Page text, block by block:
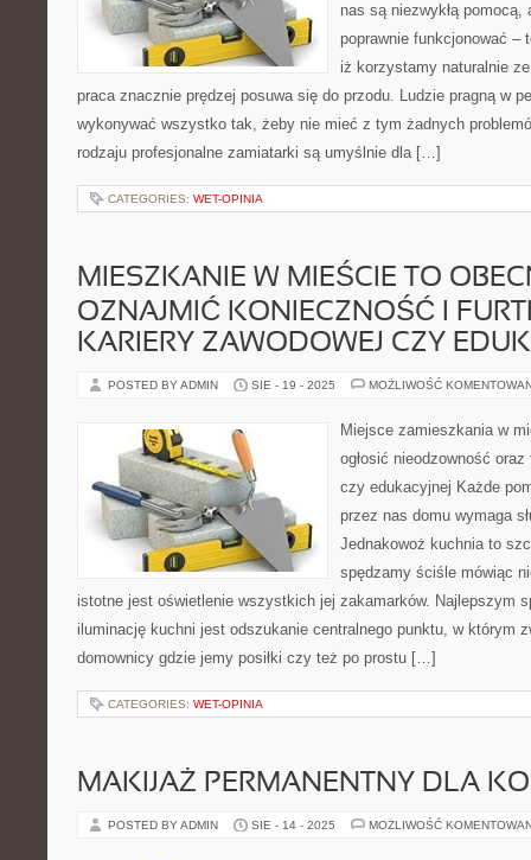
nas są niezwykłą pomocą,
poprawnie funkcjonować –
iż korzystamy naturalnie
praca znacznie prędzej posuwa się do przodu. Ludzie pragną w
wykonywać wszystko tak, żeby nie mieć z tym żadnych
rodzaju profesjonalne zamiatarki są umyślnie dla […]
CATEGORIES: WET-OPINIA
MIESZKANIE W MIEŚCIE TO
OZNAJMIĆ KONIECZNOŚĆ I
KARIERY ZAWODOWEJ CZY
POSTED BY ADMIN SIE - 19 - 2025 MOŻLIWOŚĆ
Miejsce zamieszkania w
ogłosić nieodzowność
czy edukacyjnej Każde
przez nas domu wymaga
Jednakowoż kuchnia to
spędzamy ściśle mówiąc
istotne jest oświetlenie wszystkich jej zakamarków. Najlepszym
iluminację kuchni jest odszukanie centralnego punktu, w którym
domownicy gdzie jemy posiłki czy też po prostu […]
CATEGORIES: WET-OPINIA
MAKIJAŻ PERMANENTNY DLA
POSTED BY ADMIN SIE - 14 - 2025 MOŻLIWOŚĆ